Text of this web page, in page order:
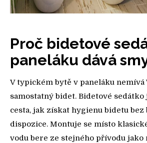
Proč bidetové
paneláku dává
V typickém bytě v paneláku nemívá
samostatný bidet. Bidetové
cesta, jak získat hygienu bidetu bez
dispozice. Montuje se místo
vodu bere ze stejného přívodu jako